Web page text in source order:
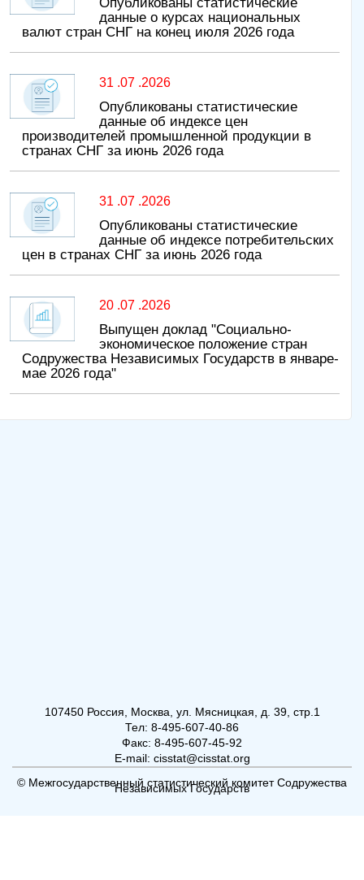
данные о курсах национальных
валют стран СНГ на конец июля 2026 года
31 .07 .2026
Опубликованы статистические
данные об индексе цен
производителей промышленной продукции в
странах СНГ за июнь 2026 года
31 .07 .2026
Опубликованы статистические
данные об индексе потребительских
цен в странах СНГ за июнь 2026 года
20 .07 .2026
Выпущен доклад "Социально-
экономическое положение стран
Содружества Независимых Государств в январе-
мае 2026 года"
107450 Россия, Москва, ул. Мясницкая, д. 39, стр.1
Тел: 8-495-607-40-86
Факс: 8-495-607-45-92
E-mail: cisstat@cisstat.org
© Межгосударственный статистический комитет Содружества
Независимых Государств